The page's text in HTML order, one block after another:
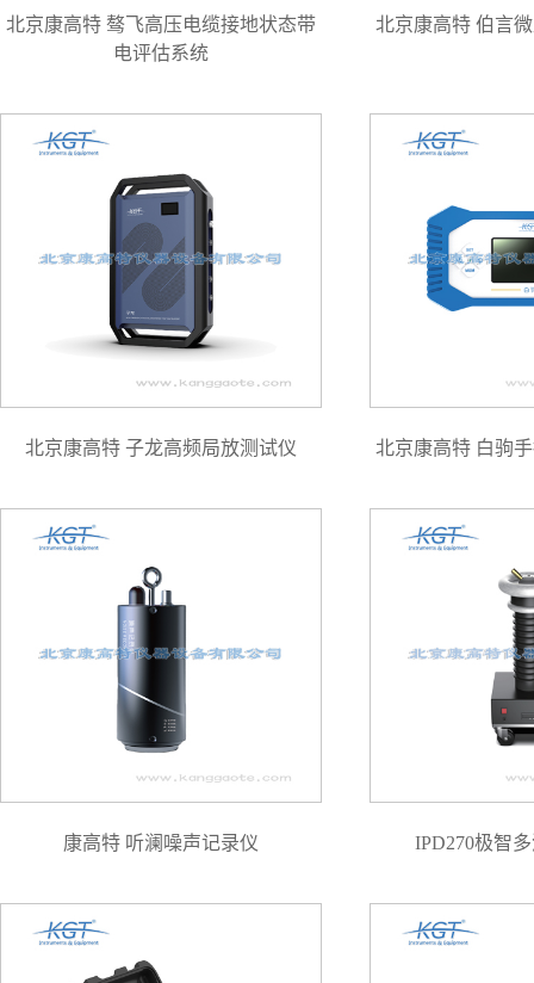
北京康高特 骜飞高压电缆接地状态带
电评估系统
北京康高特 伯言
北京康高特 子龙高频局放测试仪 北京康高特 白驹
康高特 听澜噪声记录仪 IPD270极智